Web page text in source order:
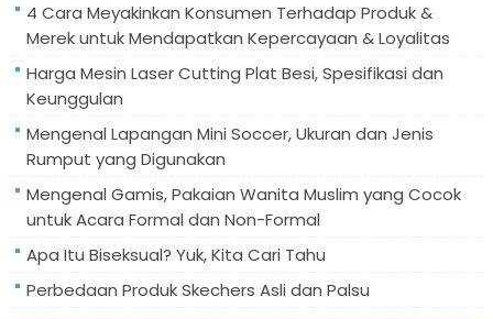
4 Cara Meyakinkan Konsumen Terhadap Produk &
Merek untuk Mendapatkan Kepercayaan & Loyalitas
Harga Mesin Laser Cutting Plat Besi, Spesifikasi dan
Keunggulan
Mengenal Lapangan Mini Soccer, Ukuran dan Jenis
Rumput yang Digunakan
Mengenal Gamis, Pakaian Wanita Muslim yang Cocok
untuk Acara Formal dan Non-Formal
Apa Itu Biseksual? Yuk, Kita Cari Tahu
Perbedaan Produk Skechers Asli dan Palsu